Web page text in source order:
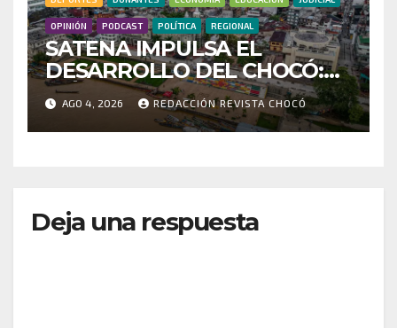
OPINIÓN PODCAST POLÍTICA REGIONAL
SATENA IMPULSA EL
DESARROLLO DEL CHOCÓ:
MÁS DE 35 MIL PASAJEROS
MOVILIZADOS Y NUEVAS
RUTAS FORTALECEN LA
AGO 4, 2026 REDACCIÓN REVISTA CHOCÓ
Deja una respuesta